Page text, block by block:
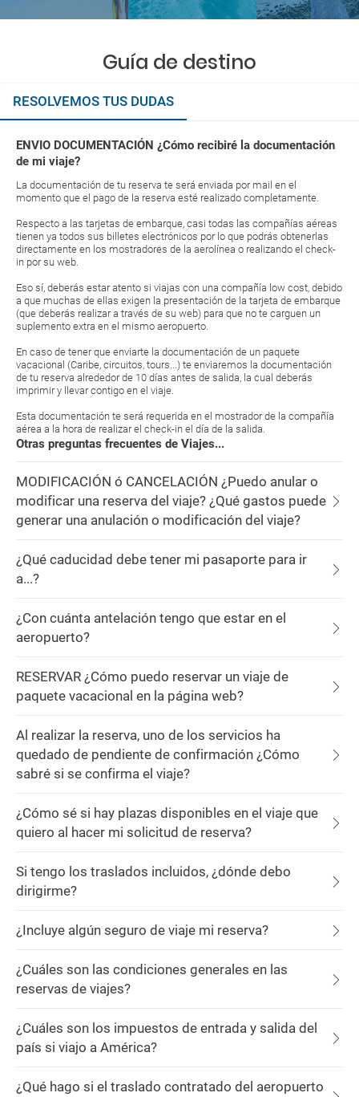
Guía de destino
RESOLVEMOS TUS DUDAS
ENVIO DOCUMENTACIÓN ¿Cómo recibiré la documentación
de mi viaje?
La documentación de tu reserva te será enviada por mail en el
momento que el pago de la reserva esté realizado completamente.
Respecto a las tarjetas de embarque, casi todas las compañías aéreas
tienen ya todos sus billetes electrónicos por lo que podrás obtenerlas
directamente en los mostradores de la aerolínea o realizando el check-
in por su web.
Eso sí, deberás estar atento si viajas con una compañía low cost, debido
a que muchas de ellas exigen la presentación de la tarjeta de embarque
(que deberás realizar a través de su web) para que no te carguen un
suplemento extra en el mismo aeropuerto.
En caso de tener que enviarte la documentación de un paquete
vacacional (Caribe, circuitos, tours...) te enviaremos la documentación
de tu reserva alrededor de 10 días antes de salida, la cual deberás
imprimir y llevar contigo en el viaje.
Esta documentación te será requerida en el mostrador de la compañía
aérea a la hora de realizar el check-in el día de la salida.
Otras preguntas frecuentes de Viajes...
MODIFICACIÓN ó CANCELACIÓN ¿Puedo anular o
modificar una reserva del viaje? ¿Qué gastos puede
generar una anulación o modificación del viaje?
¿Qué caducidad debe tener mi pasaporte para ir
a...?
¿Con cuánta antelación tengo que estar en el
aeropuerto?
RESERVAR ¿Cómo puedo reservar un viaje de
paquete vacacional en la página web?
Al realizar la reserva, uno de los servicios ha
quedado de pendiente de confirmación ¿Cómo
sabré si se confirma el viaje?
¿Cómo sé si hay plazas disponibles en el viaje que
quiero al hacer mi solicitud de reserva?
Si tengo los traslados incluidos, ¿dónde debo
dirigirme?
¿Incluye algún seguro de viaje mi reserva?
¿Cuáles son las condiciones generales en las
reservas de viajes?
¿Cuáles son los impuestos de entrada y salida del
país si viajo a América?
¿Qué hago si el traslado contratado del aeropuerto